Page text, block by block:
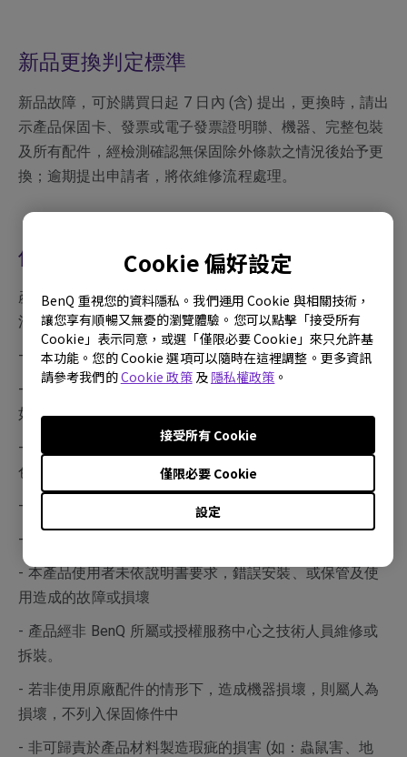
Cookie 偏好設定
BenQ 重視您的資料隱私。我們運用 Cookie 與相關技術，
讓您享有順暢又無憂的瀏覽體驗。您可以點擊「接受所有
Cookie」表示同意，或選「僅限必要 Cookie」來只允許基
本功能。您的 Cookie 選項可以隨時在這裡調整。更多資訊
請參考我們的Cookie 政策及 隱私權政策 。
設定
僅限必要 Cookie
接受所有 Cookie
新品更換判定標準
新品故障，可於購買日起 7 日內 (含) 提出，更換時，請出
示產品保固卡、發票或電子發票證明聯、機器、完整包裝
及所有配件，經檢測確認無保固除外條款之情況後始予更
換；逾期提出申請者，將依維修流程處理。
保固除外條款
產品於保證期限，若屬下列情況者，則不在保固範圍內，
消費者需負擔全部維修費用。
- 產品外觀瑕疵破損
- 長時間收看固定畫面或圖案，以致發生面板烙痕，例
如：4:3 左右邊形成黑線、電視台 Logo、廣告公播字樣等
- 操作 (攝氏) 溫度超過 40 度，以致產生面板故障 (暗影或
色塊) 等情形
- 保固標籤或防拆標籤經更改或破損
- 產品序號不符或破損不清楚
- 本產品使用者未依說明書要求，錯誤安裝、或保管及使
用造成的故障或損壞
- 產品經非 BenQ 所屬或授權服務中心之技術人員維修或
拆裝。
- 若非使用原廠配件的情形下，造成機器損壞，則屬人為
損壞，不列入保固條件中
- 非可歸責於產品材料製造瑕疵的損害 (如：蟲鼠害、地